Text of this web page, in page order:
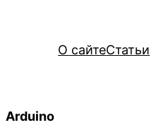
О сайтеСтатьи
Arduino